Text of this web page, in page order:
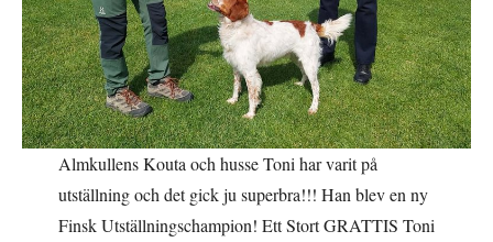
Almkullens Kouta och husse Toni har varit på
utställning och det gick ju superbra!!! Han blev en ny
Finsk Utställningschampion! Ett Stort GRATTIS Toni